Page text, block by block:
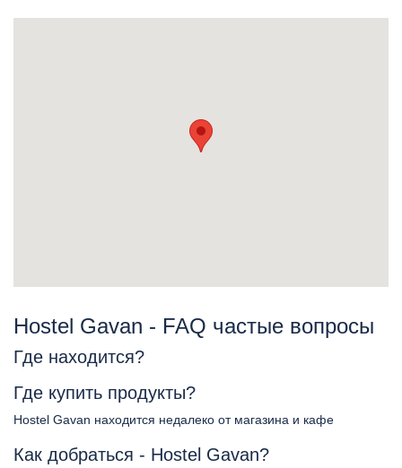
Hostel Gavan - FAQ частые вопросы
Где находится?
Где купить продукты?
Hostel Gavan находится недалеко от магазина и кафе
Как добраться - Hostel Gavan?